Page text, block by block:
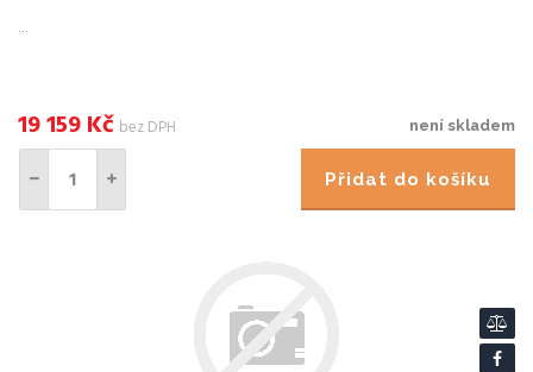
...
není skladem
19 159Kč bez DPH
Přidat do košíku